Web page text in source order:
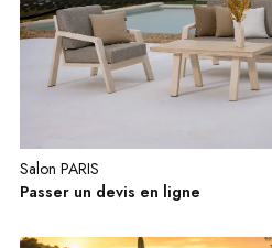
Salon PARIS
Passer un devis en ligne